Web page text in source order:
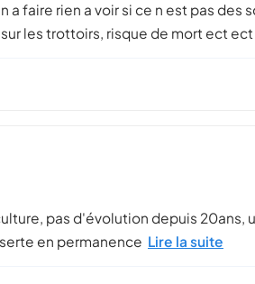
a faire rien a voir si ce n est pas
les trottoirs, risque de mort ect
pas d'évolution depuis 20ans,
en permanence Lire la suite